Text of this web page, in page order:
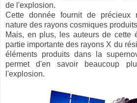
de l'explosion.
Cette donnée fournit de précieux
nature des rayons cosmiques
Mais, en plus, les auteurs de cette
partie importante des rayons X du
éléments produits dans la
permet d'en savoir beaucoup
l'explosion.